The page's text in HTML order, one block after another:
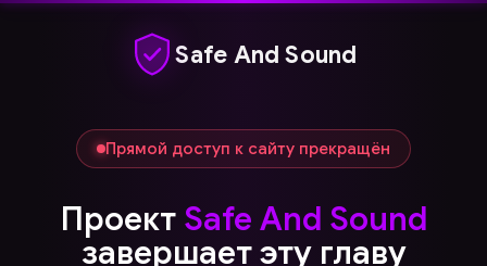
Safe And Sound
Прямой доступ к сайту прекращён
Проект Safe And Sound
завершает эту главу